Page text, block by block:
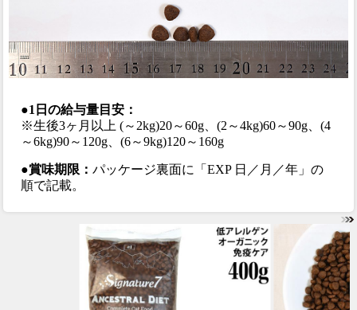
●1日の給与量目安：
※生後3ヶ月以上 (～2kg)20～60g、(2～4kg)60～90g、(4
～6kg)90～120g、(6～9kg)120～160g
●賞味期限：パッケージ裏面に「EXP 日／月／年」の
順で記載。